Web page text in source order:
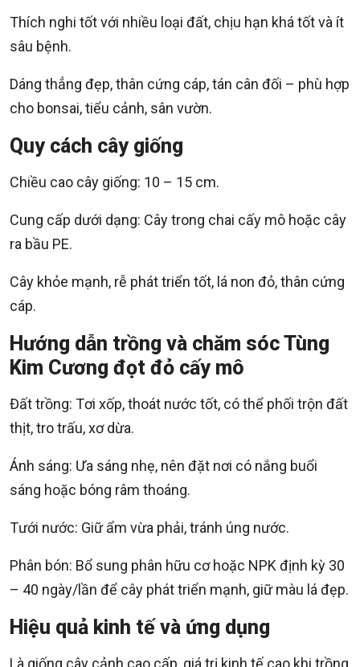
Thích nghi tốt với nhiều loại đất, chịu hạn khá tốt và ít
sâu bệnh.
Dáng thẳng đẹp, thân cứng cáp, tán cân đối – phù hợp
cho bonsai, tiểu cảnh, sân vườn.
Quy cách cây giống
Chiều cao cây giống: 10 – 15 cm.
Cung cấp dưới dạng: Cây trong chai cấy mô hoặc cây
ra bầu PE.
Cây khỏe mạnh, rễ phát triển tốt, lá non đỏ, thân cứng
cáp.
Hướng dẫn trồng và chăm sóc Tùng
Kim Cương đọt đỏ cấy mô
Đất trồng: Tơi xốp, thoát nước tốt, có thể phối trộn đất
thịt, tro trấu, xơ dừa.
Ánh sáng: Ưa sáng nhẹ, nên đặt nơi có nắng buổi
sáng hoặc bóng râm thoáng.
Tưới nước: Giữ ẩm vừa phải, tránh úng nước.
Phân bón: Bổ sung phân hữu cơ hoặc NPK định kỳ 30
– 40 ngày/lần để cây phát triển mạnh, giữ màu lá đẹp.
Hiệu quả kinh tế và ứng dụng
Là giống cây cảnh cao cấp, giá trị kinh tế cao khi trồng